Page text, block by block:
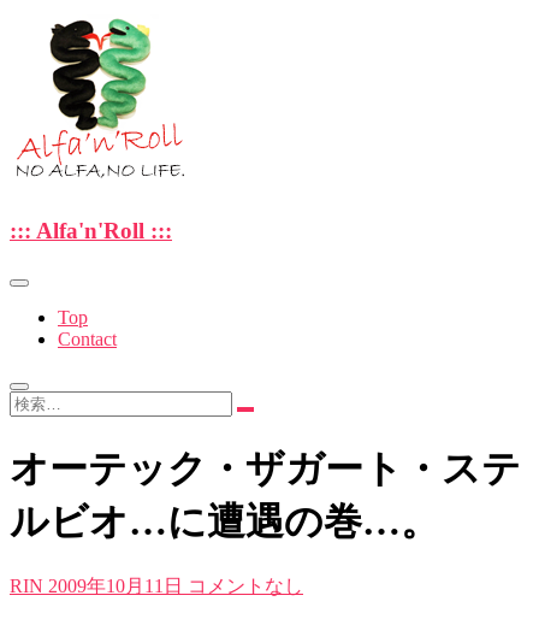
content
::: Alfa'n'Roll :::
::: Alfa'n'Roll :::
Top
Contact
検
オーテック・ザガート・ステ
ルビオ…に遭遇の巻…。
RIN 2009年10月11日 コメントなし